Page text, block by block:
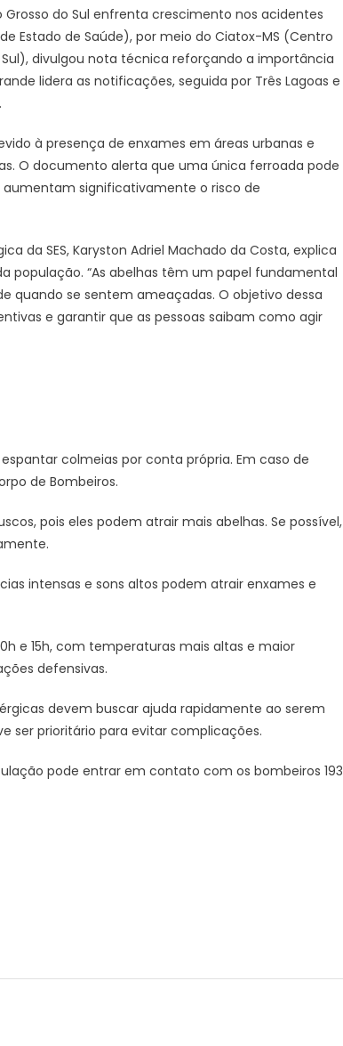
Grosso do Sul enfrenta crescimento nos acidentes
Estado de Saúde), por meio do Ciatox-MS (Centro
divulgou nota técnica reforçando a importância
lidera as notificações, seguida por Três Lagoas e
à presença de enxames em áreas urbanas e
O documento alerta que uma única ferroada pode
significativamente o risco de
da SES, Karyston Adriel Machado da Costa, explica
população. “As abelhas têm um papel fundamental
quando se sentem ameaçadas. O objetivo dessa
e garantir que as pessoas saibam como agir
colmeias por conta própria. Em caso de
de Bombeiros.
pois eles podem atrair mais abelhas. Se possível,
intensas e sons altos podem atrair enxames e
e 15h, com temperaturas mais altas e maior
defensivas.
devem buscar ajuda rapidamente ao serem
ser prioritário para evitar complicações.
pode entrar em contato com os bombeiros 193